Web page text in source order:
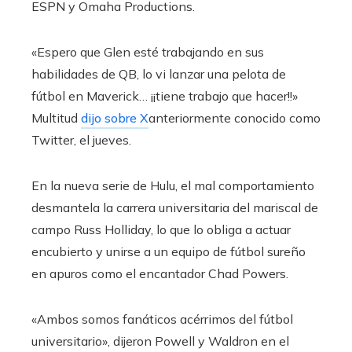
ESPN y Omaha Productions.
«Espero que Glen esté trabajando en sus
habilidades de QB, lo vi lanzar una pelota de
fútbol en Maverick… ¡¡tiene trabajo que hacer!!»
Multitud dijo sobre Xanteriormente conocido como
Twitter, el jueves.
En la nueva serie de Hulu, el mal comportamiento
desmantela la carrera universitaria del mariscal de
campo Russ Holliday, lo que lo obliga a actuar
encubierto y unirse a un equipo de fútbol sureño
en apuros como el encantador Chad Powers.
«Ambos somos fanáticos acérrimos del fútbol
universitario», dijeron Powell y Waldron en el